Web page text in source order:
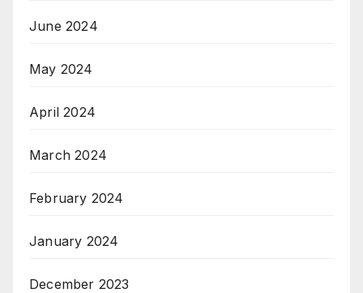
June 2024
May 2024
April 2024
March 2024
February 2024
January 2024
December 2023